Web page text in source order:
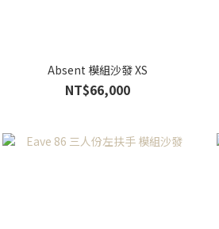
Absent 模組沙發 XS
NT$66,000